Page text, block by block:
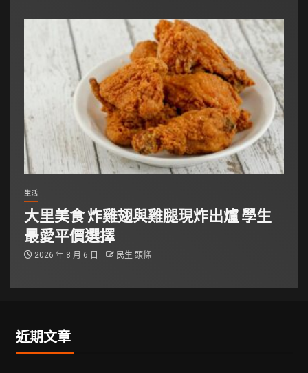
生活
大里美食 炸雞翅與雞腿現炸出爐 學生
最愛平價選擇
2026 年 8 月 6 日 民生 頭條
近期文章